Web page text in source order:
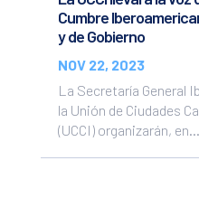
Cumbre
y de Gobierno
NOV 22, 2023
La Secretaría General
la Unión de Ciudades
(UCCI) organizarán, en...